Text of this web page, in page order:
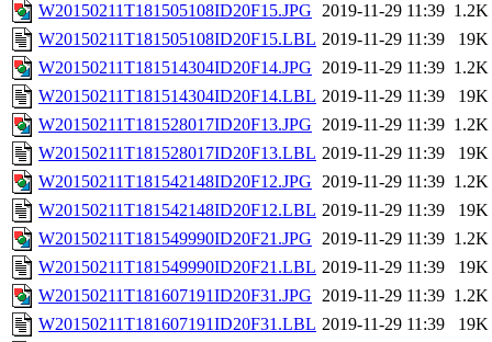
W20150211T181505108ID20F15.JPG 2019-11-29 11:39 1.2K
W20150211T181505108ID20F15.LBL 2019-11-29 11:39
19K
W20150211T181514304ID20F14.JPG 2019-11-29 11:39 1.2K
W20150211T181514304ID20F14.LBL 2019-11-29 11:39
19K
W20150211T181528017ID20F13.JPG 2019-11-29 11:39 1.2K
W20150211T181528017ID20F13.LBL 2019-11-29 11:39
19K
W20150211T181542148ID20F12.JPG 2019-11-29 11:39 1.2K
W20150211T181542148ID20F12.LBL 2019-11-29 11:39
19K
W20150211T181549990ID20F21.JPG 2019-11-29 11:39 1.2K
W20150211T181549990ID20F21.LBL 2019-11-29 11:39
19K
W20150211T181607191ID20F31.JPG 2019-11-29 11:39 1.2K
W20150211T181607191ID20F31.LBL 2019-11-29 11:39
19K